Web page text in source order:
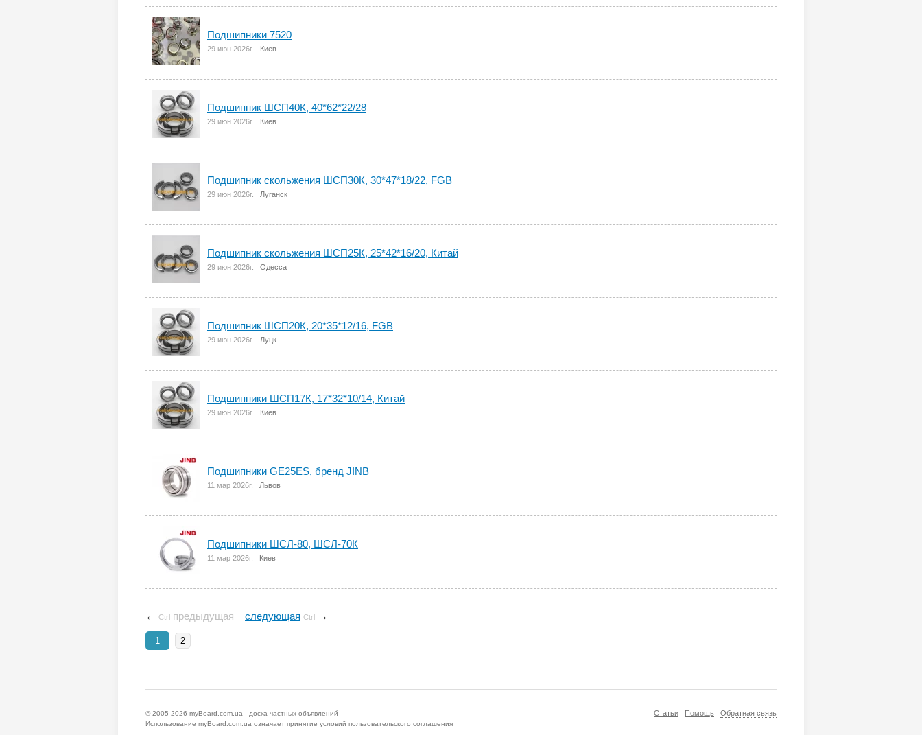
Подшипники 7520
29 июн 2026г. Киев
Подшипник ШСП40К, 40*62*22/28
29 июн 2026г. Киев
Подшипник скольжения ШСП30К, 30*47*18/22, FGB
29 июн 2026г. Луганск
Подшипник скольжения ШСП25К, 25*42*16/20, Китай
29 июн 2026г. Одесса
Подшипник ШСП20К, 20*35*12/16, FGB
29 июн 2026г. Луцк
Подшипники ШСП17К, 17*32*10/14, Китай
29 июн 2026г. Киев
Подшипники GE25ES, бренд JINB
11 мар 2026г. Львов
Подшипники ШСЛ-80, ШСЛ-70К
11 мар 2026г. Киев
← Ctrl предыдущая следующая Ctrl →
1 2
Статьи Помощь Обратная связь
© 2005-2026 myBoard.com.ua - доска частных объявлений
Использование myBoard.com.ua означает принятие условий пользовательского соглашения